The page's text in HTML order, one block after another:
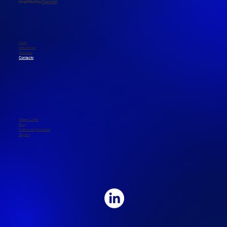
Green Castle
Blog
Política de privacidad
Bluprint
Inicio
Soluciones
Nosotros
Contacto
​Amplified by Foxconn